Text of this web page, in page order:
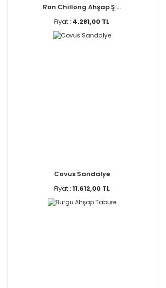
Ron Chillong Ahşap Ş ...
Fiyat : 4.281,00 TL
Covus Sandalye
Fiyat : 11.612,00 TL